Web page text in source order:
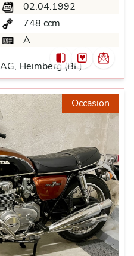
02.04.1992
748 ccm
A
Heimberg (BE)
Occasion